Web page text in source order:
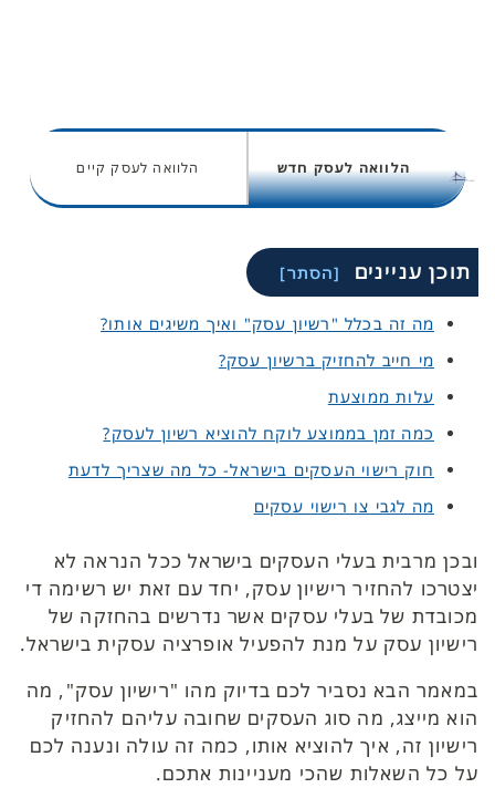
הלוואה לעסק חדש הלוואה לעסק קיים
תוכן עניינים
מה זה בכלל "רשיון עסק" ואיך משיגים אותו?
מי חייב להחזיק ברשיון עסק?
עלות ממוצעת
כמה זמן בממוצע לוקח להוציא רשיון לעסק?
חוק רישוי העסקים בישראל- כל מה שצריך לדעת
מה לגבי צו רישוי עסקים
ובכן מרבית בעלי העסקים בישראל ככל הנראה לא
יצטרכו להחזיר רישיון עסק, יחד עם זאת יש רשימה די
מכובדת של בעלי עסקים אשר נדרשים בהחזקה של
רישיון עסק על מנת להפעיל אופרציה עסקית בישראל.
במאמר הבא נסביר לכם בדיוק מהו "רישיון עסק", מה
הוא מייצג, מה סוג העסקים שחובה עליהם להחזיק
רישיון זה, איך להוציא אותו, כמה זה עולה ונענה לכם
על כל השאלות שהכי מעניינות אתכם.